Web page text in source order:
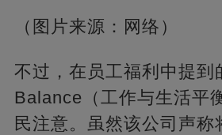
（图片来源：网络）
不过，在员工福利中提到
Balance（工作与生活平
民注意。虽然该公司声称